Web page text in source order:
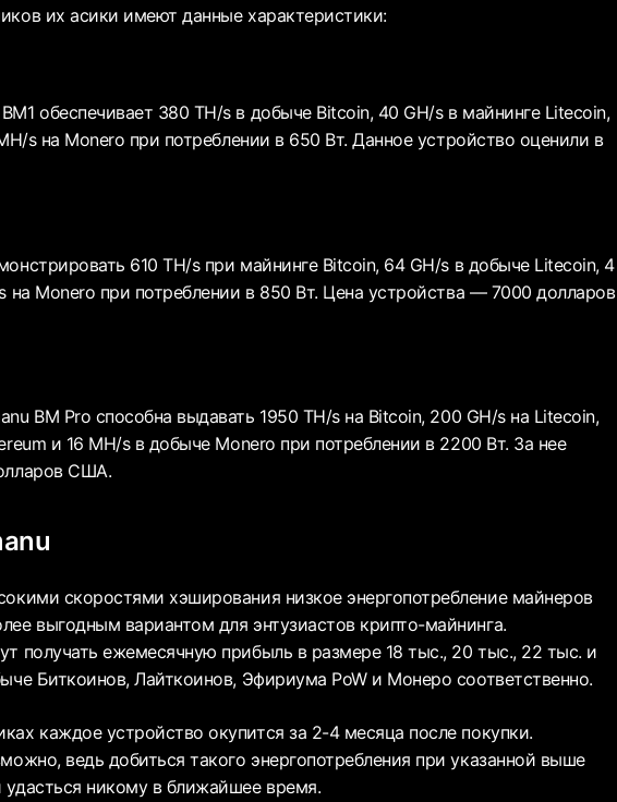
их асики имеют данные характеристики:
обеспечивает 380 TH/s в добыче Bitcoin, 40 GH/s в майнинге Litecoin,
s на Monero при потреблении в 650 Вт. Данное устройство оценили в
610 TH/s при майнинге Bitcoin, 64 GH/s в добыче Litecoin, 4
на Monero при потреблении в 850 Вт. Цена устройства — 7000 долларов
BM Pro способна выдавать 1950 TH/s на Bitcoin, 200 GH/s на Litecoin,
и 16 MH/s в добыче Monero при потреблении в 2200 Вт. За нее
США.
скоростями хэширования низкое энергопотребление майнеров
выгодным вариантом для энтузиастов крипто-майнинга.
получать ежемесячную прибыль в размере 18 тыс., 20 тыс., 22 тыс. и
Биткоинов, Лайткоинов, Эфириума PoW и Монеро соответственно.
каждое устройство окупится за 2-4 месяца после покупки.
ведь добиться такого энергопотребления при указанной выше
никому в ближайшее время.